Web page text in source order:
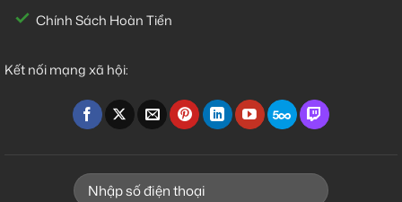
Chính Sách Hoàn Tiền
Kết nối mạng xã hội: